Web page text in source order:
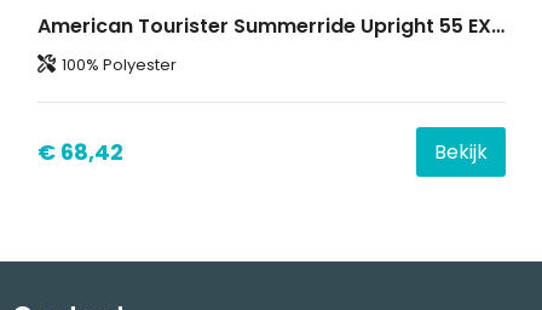
American Tourister Summerride Upright 55 EXP.
100% Polyester
€ 68,42 Bekijk